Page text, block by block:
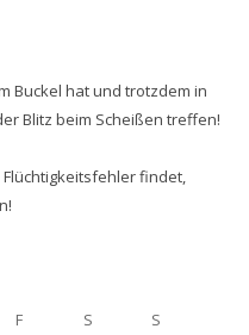
Buckel hat und trotzdem in
Blitz beim Scheißen treffen!
findet,
F S
S